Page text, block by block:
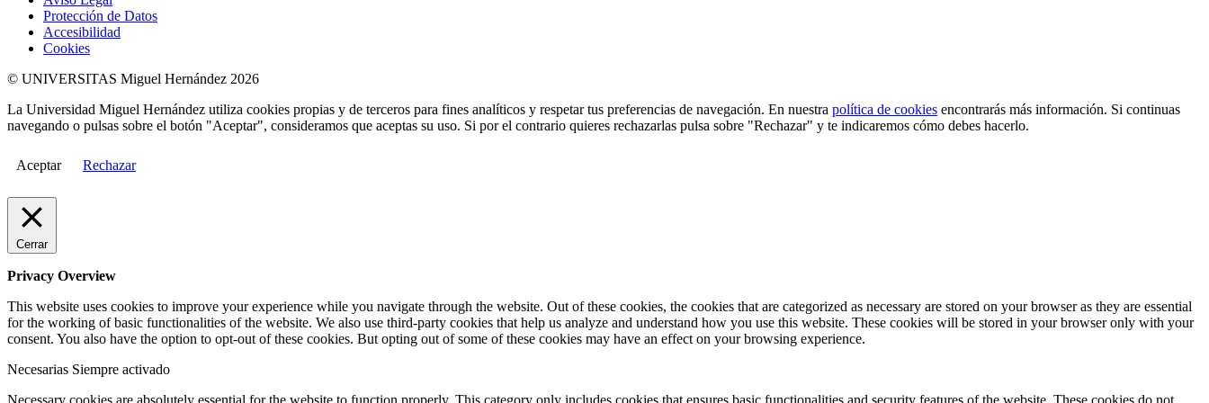
Protección de Datos
Accesibilidad
Cookies
© UNIVERSITAS Miguel Hernández 2026
La Universidad Miguel Hernández utiliza cookies propias y de terceros para fines analíticos y respetar tus preferencias de navegación. En nuestra política de cookies encontrarás más información. Si continuas
navegando o pulsas sobre el botón "Aceptar", consideramos que aceptas su uso. Si por el contrario quieres rechazarlas pulsa sobre "Rechazar" y te indicaremos cómo debes hacerlo.
Aceptar Rechazar
Cerrar
Privacy Overview
This website uses cookies to improve your experience while you navigate through the website. Out of these cookies, the cookies that are categorized as necessary are stored on your browser as they are essential
for the working of basic functionalities of the website. We also use third-party cookies that help us analyze and understand how you use this website. These cookies will be stored in your browser only with your
consent. You also have the option to opt-out of these cookies. But opting out of some of these cookies may have an effect on your browsing experience.
Necesarias Siempre activado
Necessary cookies are absolutely essential for the website to function properly. This category only includes cookies that ensures basic functionalities and security features of the website. These cookies do not